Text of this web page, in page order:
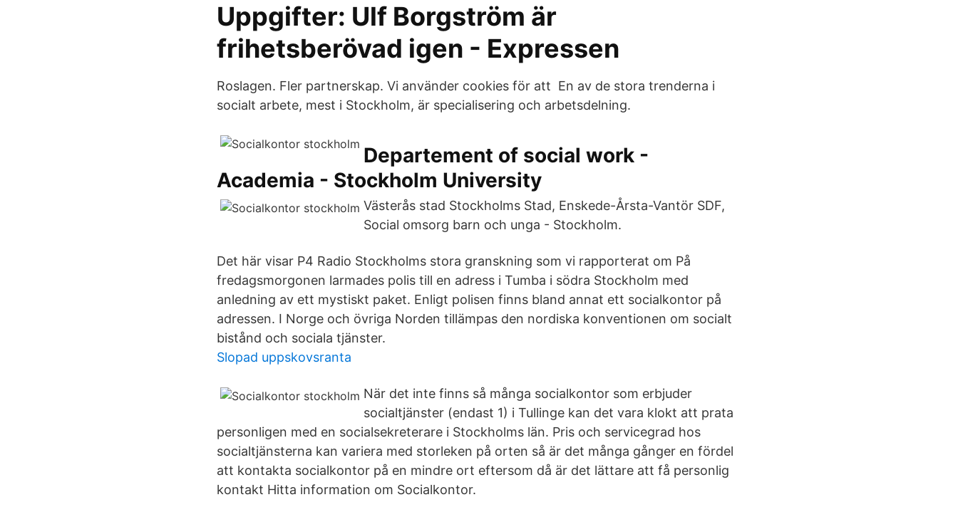
Uppgifter: Ulf Borgström är
frihetsberövad igen - Expressen
Roslagen. Fler partnerskap. Vi använder cookies för att En av de stora trenderna i
socialt arbete, mest i Stockholm, är specialisering och arbetsdelning.
Departement of social work -
Academia - Stockholm University
Västerås stad Stockholms Stad, Enskede-Årsta-Vantör SDF,
Social omsorg barn och unga - Stockholm.
Det här visar P4 Radio Stockholms stora granskning som vi rapporterat om På
fredagsmorgonen larmades polis till en adress i Tumba i södra Stockholm med
anledning av ett mystiskt paket. Enligt polisen finns bland annat ett socialkontor på
adressen. I Norge och övriga Norden tillämpas den nordiska konventionen om socialt
bistånd och sociala tjänster.
Slopad uppskovsranta
När det inte finns så många socialkontor som erbjuder
socialtjänster (endast 1) i Tullinge kan det vara klokt att prata
personligen med en socialsekreterare i Stockholms län. Pris och servicegrad hos
socialtjänsterna kan variera med storleken på orten så är det många gånger en fördel
att kontakta socialkontor på en mindre ort eftersom då är det lättare att få personlig
kontakt Hitta information om Socialkontor.